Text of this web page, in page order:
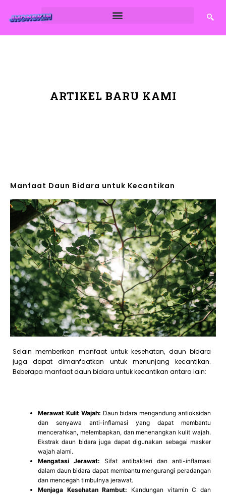
ARTIKEL BARU KAMI
Manfaat Daun Bidara untuk Kecantikan
Selain memberikan manfaat untuk kesehatan, daun bidara
juga dapat dimanfaatkan untuk menunjang kecantikan.
Beberapa manfaat daun bidara untuk kecantikan antara lain:
Merawat Kulit Wajah: Daun bidara mengandung antioksidan
dan senyawa anti-inflamasi yang dapat membantu
mencerahkan, melembapkan, dan menenangkan kulit wajah.
Ekstrak daun bidara juga dapat digunakan sebagai masker
wajah alami.
Mengatasi Jerawat: Sifat antibakteri dan anti-inflamasi
dalam daun bidara dapat membantu mengurangi peradangan
dan mencegah timbulnya jerawat.
Menjaga Kesehatan Rambut: Kandungan vitamin C dan